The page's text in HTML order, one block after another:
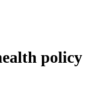
policy